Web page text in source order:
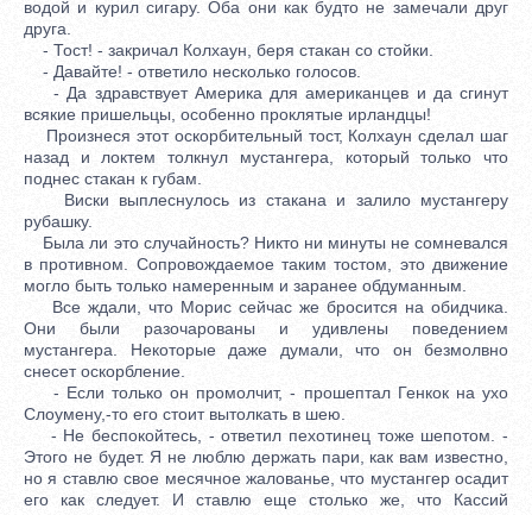
водой и курил сигару. Оба они как будто не замечали друг
друга.
- Тост! - закричал Колхаун, беря стакан со стойки.
- Давайте! - ответило несколько голосов.
- Да здравствует Америка для американцев и да сгинут
всякие пришельцы, особенно проклятые ирландцы!
Произнеся этот оскорбительный тост, Колхаун сделал шаг
назад и локтем толкнул мустангера, который только что
поднес стакан к губам.
Виски выплеснулось из стакана и залило мустангеру
рубашку.
Была ли это случайность? Никто ни минуты не сомневался
в противном. Сопровождаемое таким тостом, это движение
могло быть только намеренным и заранее обдуманным.
Все ждали, что Морис сейчас же бросится на обидчика.
Они были разочарованы и удивлены поведением
мустангера. Некоторые даже думали, что он безмолвно
снесет оскорбление.
- Если только он промолчит, - прошептал Генкок на ухо
Слоумену,-то его стоит вытолкать в шею.
- Не беспокойтесь, - ответил пехотинец тоже шепотом. -
Этого не будет. Я не люблю держать пари, как вам известно,
но я ставлю свое месячное жалованье, что мустангер осадит
его как следует. И ставлю еще столько же, что Кассий